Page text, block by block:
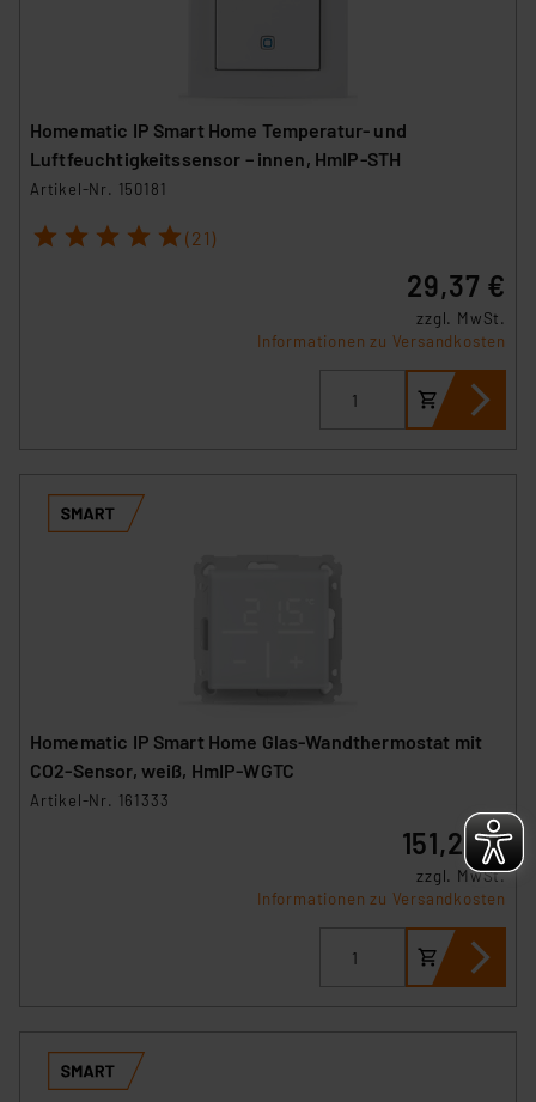
Homematic IP Smart Home Temperatur- und
Luftfeuchtigkeitssensor – innen, HmIP-STH
Artikel-Nr. 150181
1 2 3 4 5 (21)
29,37 €
zzgl. MwSt.
Informationen zu Versandkosten
Homematic IP Smart Home Glas-Wandthermostat mit
CO2-Sensor, weiß, HmIP-WGTC
Artikel-Nr. 161333
151,22 €
zzgl. MwSt.
Informationen zu Versandkosten